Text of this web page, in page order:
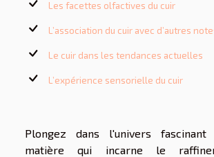
Les facettes olfactives du cuir
L’association du cuir avec d’autres
Le cuir dans les tendances actuelles
L’expérience sensorielle du cuir
Plongez dans l'univers
matière qui incarne le